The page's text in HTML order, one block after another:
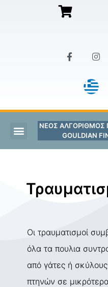
ΝΕΟΣ ΑΛΓΟΡΙΘΜΟΣ
GOULDIAN
Οι τραυματισμοί
όλα τα πουλια
από γάτες ή
πτηνών σε